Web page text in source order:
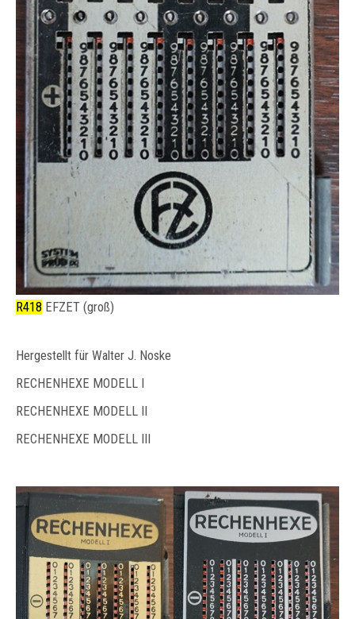
R418 EFZET (groß)
Hergestellt für Walter J. Noske
RECHENHEXE MODELL I
RECHENHEXE MODELL II
RECHENHEXE MODELL III